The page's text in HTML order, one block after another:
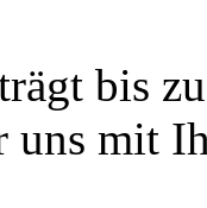
bis
uns mit